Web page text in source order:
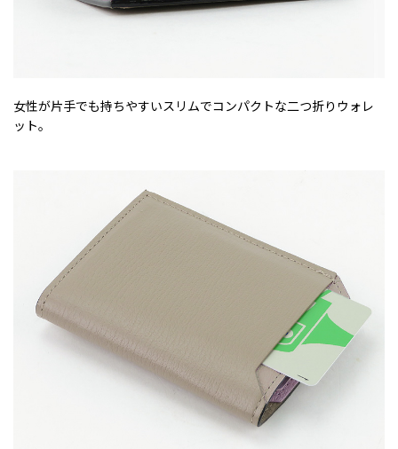
女性が片手でも持ちやすいスリムでコンパクトな二つ折りウォレ
ット。